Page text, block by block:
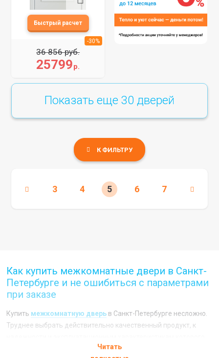
25799р.
36 856 руб.
-30%
Показать еще 30дверей
К ФИЛЬТРУ
3 4 5 6 7
Как купить межкомнатные двери в Санкт-
Петербурге и не ошибиться с параметрами
при заказе
Купить межкомнатную дверь в Санкт-Петербурге несложно.
Труднее выбрать действительно качественный продукт, к
не будет вопросов. Однако помимо качества самого изделия
Читать